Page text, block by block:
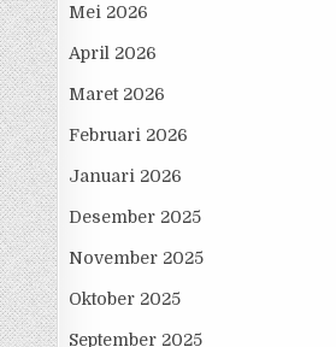
Mei 2026
April 2026
Maret 2026
Februari 2026
Januari 2026
Desember 2025
November 2025
Oktober 2025
September 2025